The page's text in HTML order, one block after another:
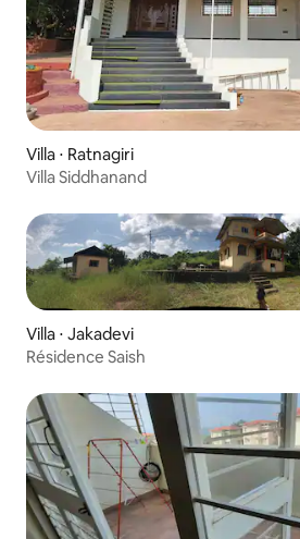
Villa ⋅ Ratnagiri
Villa Siddhanand
Villa ⋅ Jakadevi
Résidence Saish